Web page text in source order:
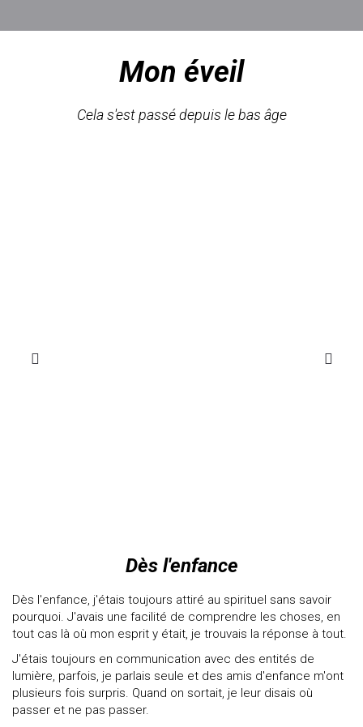
Mon éveil
Cela s'est passé depuis le bas âge
Dès l'enfance
Dès l'enfance, j'étais toujours attiré au spirituel sans savoir
pourquoi. J'avais une facilité de comprendre les choses, en
tout cas là où mon esprit y était, je trouvais la réponse à tout.
J'étais toujours en communication avec des entités de
lumière, parfois, je parlais seule et des amis d'enfance m'ont
plusieurs fois surpris. Quand on sortait, je leur disais où
passer et ne pas passer.